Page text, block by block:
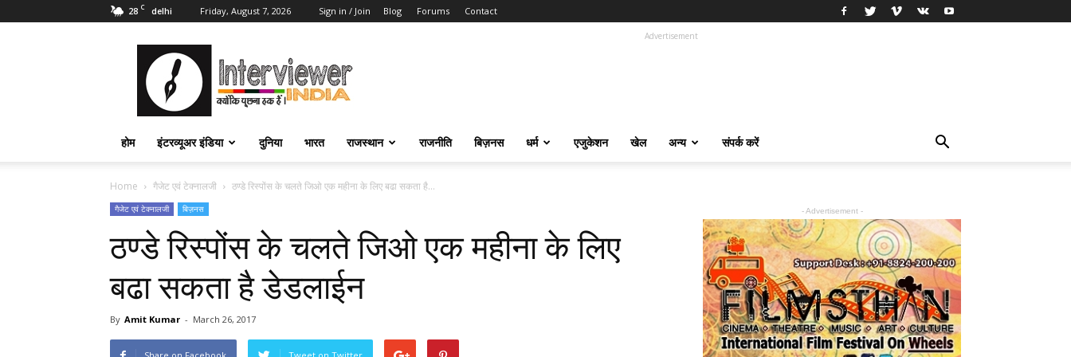
28 C delhi Friday, August 7, 2026 Sign in / Join Blog Forums Contact
Interviewer
India
इंटरव्यूअर
इंडिया
Advertisement
होम इंटरव्यूअर इंडिया दुनिया भारत राजस्थान राजनीति बिज़नस धर्म एजुकेशन खेल अन्य संपर्क करें
Home गैजेट एवं टेक्नालजी ठण्डे रिस्पोंस के चलते जिओ एक महीना के लिए बढा सकता है...
गैजेट एवं टेक्नालजी बिज़नस
ठण्डे रिस्पोंस के चलते जिओ एक महीना के लिए
बढा सकता है डेडलाईन
By Amit Kumar - March 26, 2017
- Advertisement -